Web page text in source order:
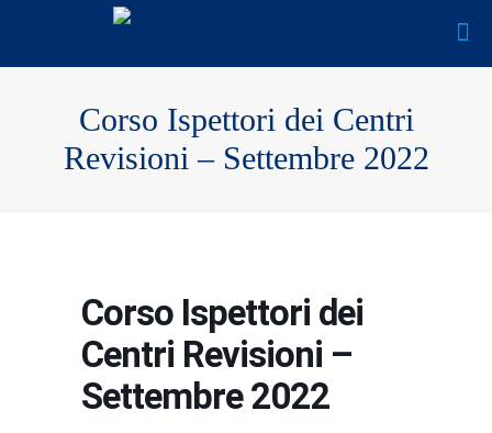
Corso Ispettori dei Centri
Revisioni – Settembre 2022
Corso Ispettori dei
Centri Revisioni –
Settembre 2022